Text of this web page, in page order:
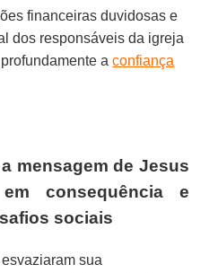
financeiras duvidosas e
dos responsáveis da igreja
aconfiança
mensagem de Jesus
consequência e
sociais
sua